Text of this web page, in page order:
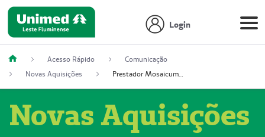
Login
Acesso Rápido
Comunicação
Novas Aquisições
Prestador Mosaicum Espaço Clínico Eireli (51004355-5)
Novas Aquisições